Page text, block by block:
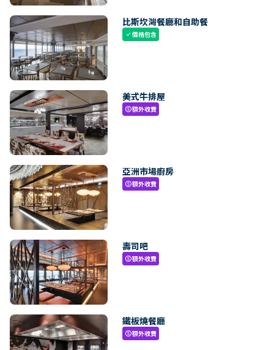
比斯坎灣餐廳和自助餐
check價格包含
美式牛排屋
paid額外收費
亞洲市場廚房
paid額外收費
壽司吧
paid額外收費
鐵板燒餐廳
paid額外收費